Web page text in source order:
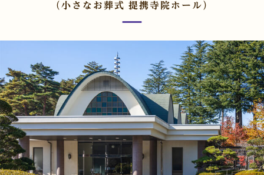
（小さなお葬式 提携寺院ホール）